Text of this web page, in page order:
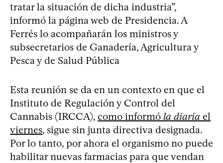
tratar la situación de dicha industria”,
informó la página web de Presidencia. A
Ferrés lo acompañarán los ministros y
subsecretarios de Ganadería, Agricultura y
Pesca y de Salud Pública
Esta reunión se da en un contexto en que el
Instituto de Regulación y Control del
Cannabis (IRCCA), como informó la diaria el
viernes, sigue sin junta directiva designada.
Por lo tanto, por ahora el organismo no puede
habilitar nuevas farmacias para que vendan